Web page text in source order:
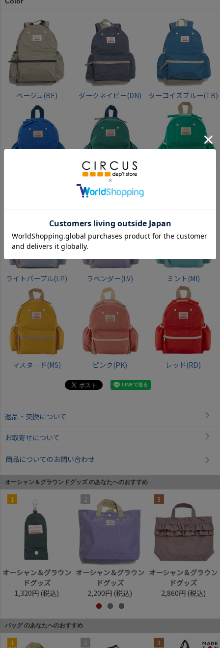
ベージュ(BE) ダークネイビー(DN) ターコイズブルー(TB)
エメラルドグリーン
(EG)
ライトパープル(LP) ラベンダー(LV) ミント(MI)
マスタード(MS) ピンク(PK) レッド(RD)
返品・交換について
お取寄せについて
商品についてのお問い合わせ
オーシャン＆グラウンドグッズ のあなたへのおすすめ
1
オーシャン＆グラウン
ドグッズ
1,320円 (税込)
2
オーシャン＆グラウン
ドグッズ
2,200円 (税込)
3
オーシャン＆グラウン
ドグッズ
2,860円 (税込)
バッグ のあなたへのおすすめ
1 2 3